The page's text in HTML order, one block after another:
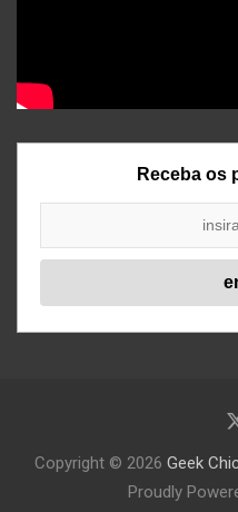
Receba os
Copyright © 2026 Geek Chic
Proudly